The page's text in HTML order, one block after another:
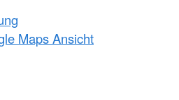
Maps Ansicht